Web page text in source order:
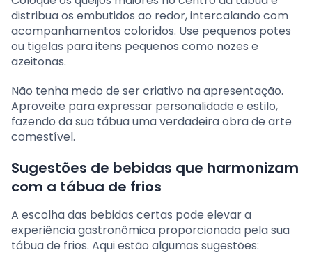
distribua os embutidos ao redor, intercalando com
acompanhamentos coloridos. Use pequenos potes
ou tigelas para itens pequenos como nozes e
azeitonas.
Não tenha medo de ser criativo na apresentação.
Aproveite para expressar personalidade e estilo,
fazendo da sua tábua uma verdadeira obra de arte
comestível.
Sugestões de bebidas que harmonizam
com a tábua de frios
A escolha das bebidas certas pode elevar a
experiência gastronômica proporcionada pela sua
tábua de frios. Aqui estão algumas sugestões: